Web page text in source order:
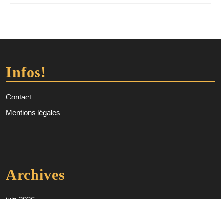
Infos!
Contact
Mentions légales
Archives